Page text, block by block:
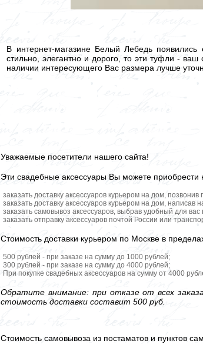
В интернет-магазине Белый Лебедь
стильно, элегантно и дорого, то эти туфли -
наличии интересующего Вас размера лучше
Уважаемые посетители нашего сайта!
Эти свадебные аксессуары Вы можете приобрести
заказать доставку аксессуаров курьером на дом,
заказать доставку аксессуаров курьером на дом, написав
заказать самовывоз аксессуаров, выбрав удобный для вас
заказать отправку аксессуаров почтой России или
Стоимость доставки курьером по Москве в
500 рублей - при заказе на сумму до 1000 рублей;
300 рублей - при заказе на сумму до 4000 рублей;
При покупке свадебных аксессуаров на сумму от 4000
Обратите внимание: при отказе от всех
стоимость доставки составит 500 руб.
Стоимость самовывоза из постаматов и пунктов